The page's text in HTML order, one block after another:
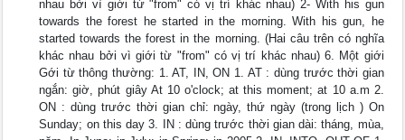
nhau bởi vì giới từ "from" có vị trí khác nhau) 2- With his gun
towards the forest he started in the morning. With his gun, he
started towards the forest in the morning. (Hai câu trên có nghĩa
khác nhau bởi vì giới từ "from" có vị trí khác nhau) 6. Một giới
Gới từ thông thường: 1. AT, IN, ON 1. AT : dùng trước thời gian
ngắn: giờ, phút giây At 10 o'clock; at this moment; at 10 a.m 2.
ON : dùng trước thời gian chỉ: ngày, thứ ngày (trong lịch ) On
Sunday; on this day 3. IN : dùng trước thời gian dài: tháng, mùa,